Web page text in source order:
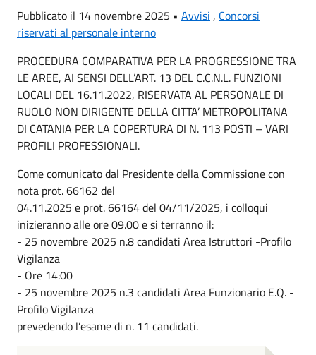
Pubblicato il 14 novembre 2025 • Avvisi , Concorsi
riservati al personale interno
PROCEDURA COMPARATIVA PER LA PROGRESSIONE TRA
LE AREE, AI SENSI DELL’ART. 13 DEL C.C.N.L. FUNZIONI
LOCALI DEL 16.11.2022, RISERVATA AL PERSONALE DI
RUOLO NON DIRIGENTE DELLA CITTA’ METROPOLITANA
DI CATANIA PER LA COPERTURA DI N. 113 POSTI – VARI
PROFILI PROFESSIONALI.
Come comunicato dal Presidente della Commissione con
nota prot. 66162 del
04.11.2025 e prot. 66164 del 04/11/2025, i colloqui
inizieranno alle ore 09.00 e si terranno il:
- 25 novembre 2025 n.8 candidati Area Istruttori -Profilo
Vigilanza
- Ore 14:00
- 25 novembre 2025 n.3 candidati Area Funzionario E.Q. -
Profilo Vigilanza
prevedendo l’esame di n. 11 candidati.